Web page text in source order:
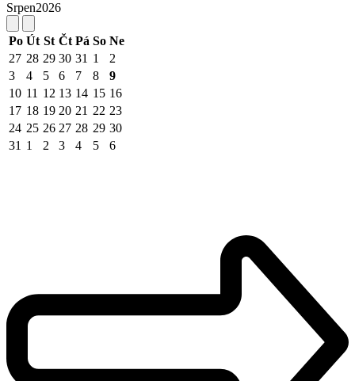
Srpen2026
Po Út St Čt Pá So Ne
27 28 29 30 31 1
2
3
4 5 6 7 8
9
10 11 12 13 14 15 16
17 18 19 20 21 22 23
24 25 26 27 28 29 30
31 1 2 3 4 5 6